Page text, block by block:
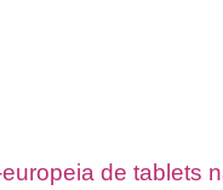
de tablets